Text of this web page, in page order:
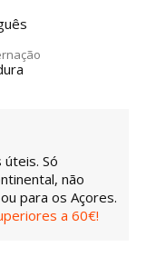
Só
não
para os Açores.
a 60€!